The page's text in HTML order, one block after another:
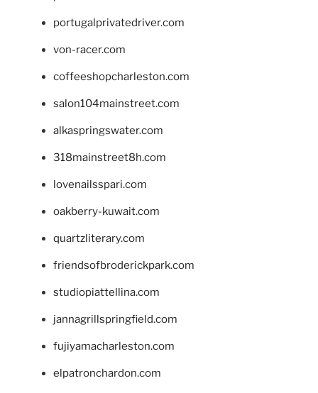
portugalprivatedriver.com
von-racer.com
coffeeshopcharleston.com
salon104mainstreet.com
alkaspringswater.com
318mainstreet8h.com
lovenailsspari.com
oakberry-kuwait.com
quartzliterary.com
friendsofbroderickpark.com
studiopiattellina.com
jannagrillspringfield.com
fujiyamacharleston.com
elpatronchardon.com